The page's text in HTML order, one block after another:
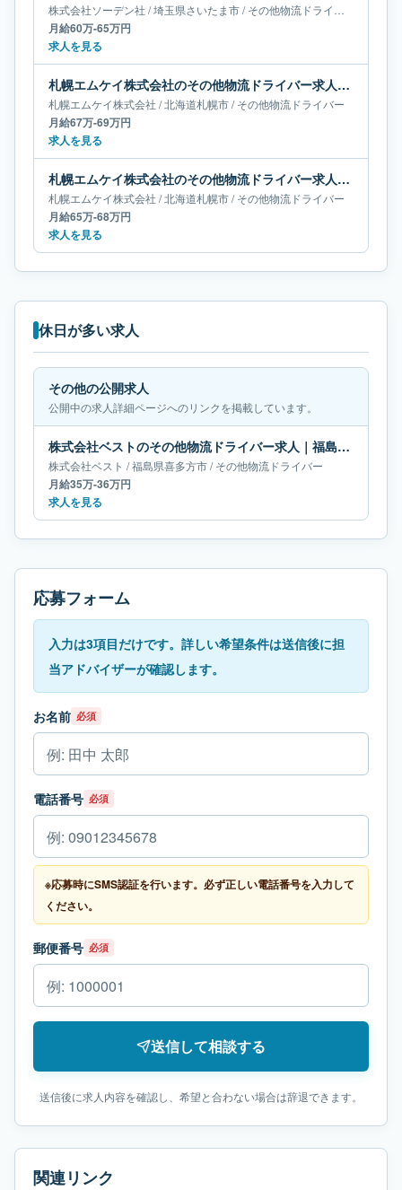
株式会社ソーデン社 /埼玉県さいたま市/その他物流ドライバー
月給60万-65万円
求人を見る
札幌エムケイ株式会社のその他物流ドライバー求人｜北海道札幌市｜月給67万-69万円
札幌エムケイ株式会社 /北海道札幌市/その他物流ドライバー
月給67万-69万円
求人を見る
札幌エムケイ株式会社のその他物流ドライバー求人｜北海道札幌市｜月給65万-68万円
札幌エムケイ株式会社 /北海道札幌市/その他物流ドライバー
月給65万-68万円
求人を見る
休日が多い求人
その他の公開求人
公開中の求人詳細ページへのリンクを掲載しています。
株式会社ベストのその他物流ドライバー求人｜福島県喜多方市｜月給35万-36万円
株式会社ベスト /福島県喜多方市/その他物流ドライバー
月給35万-36万円
求人を見る
応募フォーム
入力は3項目だけです。詳しい希望条件は送信後に担
当アドバイザーが確認します。
お名前 必須
電話番号 必須
※応募時にSMS認証を行います。必ず正しい電話番号を入力して
ください。
郵便番号 必須
送信して相談する
送信後に求人内容を確認し、希望と合わない場合は辞退できます。
関連リンク